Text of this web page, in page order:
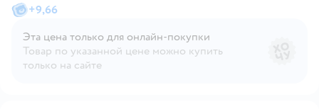
+9,66
Эта цена только для онлайн‑покупки
Товар по указанной цене можно купить
только на сайте